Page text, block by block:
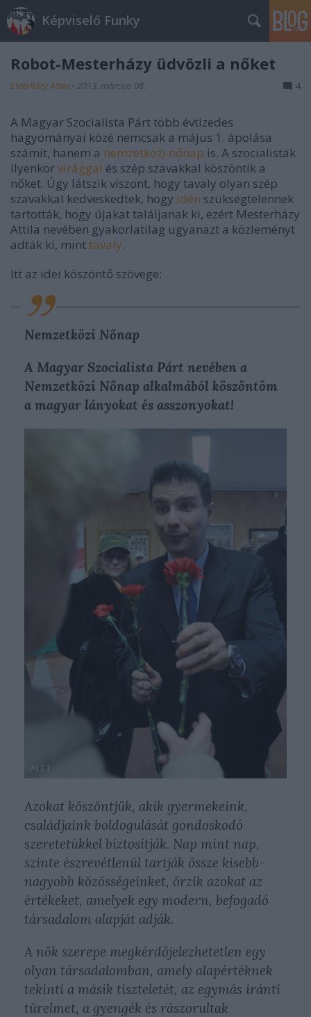
Képviselő Funky
Robot-Mesterházy üdvözli a nőket
Esterházy Attila • 2013. március 08. 4
A Magyar Szocialista Párt több évtizedes
hagyományai közé nemcsak a május 1. ápolása
számít, hanem a nemzetközi nőnap is. A szocialisták
ilyenkorvirággal és szép szavakkal köszöntik a
nőket. Úgy látszik viszont, hogy tavaly olyan szép
szavakkal kedveskedtek, hogy idén szükségtelennek
tartották, hogy újakat találjanak ki, ezért Mesterházy
Attila nevében gyakorlatilag ugyanazt a közleményt
adták ki, minttavaly.
Itt az idei köszöntő szövege:
Nemzetközi Nőnap
A Magyar Szocialista Párt nevében a
Nemzetközi Nőnap alkalmából köszöntöm
a magyar lányokat és asszonyokat!
Azokat köszöntjük, akik gyermekeink,
családjaink boldogulását gondoskodó
szeretetükkel biztosítják. Nap mint nap,
szinte észrevétlenül tartják össze kisebb-
nagyobb közösségeinket, őrzik azokat az
értékeket, amelyek egy modern, befogadó
társadalom alapját adják.
A nők szerepe megkérdőjelezhetetlen egy
olyan társadalomban, amely alapértéknek
tekinti a másik tiszteletét, az egymás iránti
türelmet, a gyengék és rászorultak